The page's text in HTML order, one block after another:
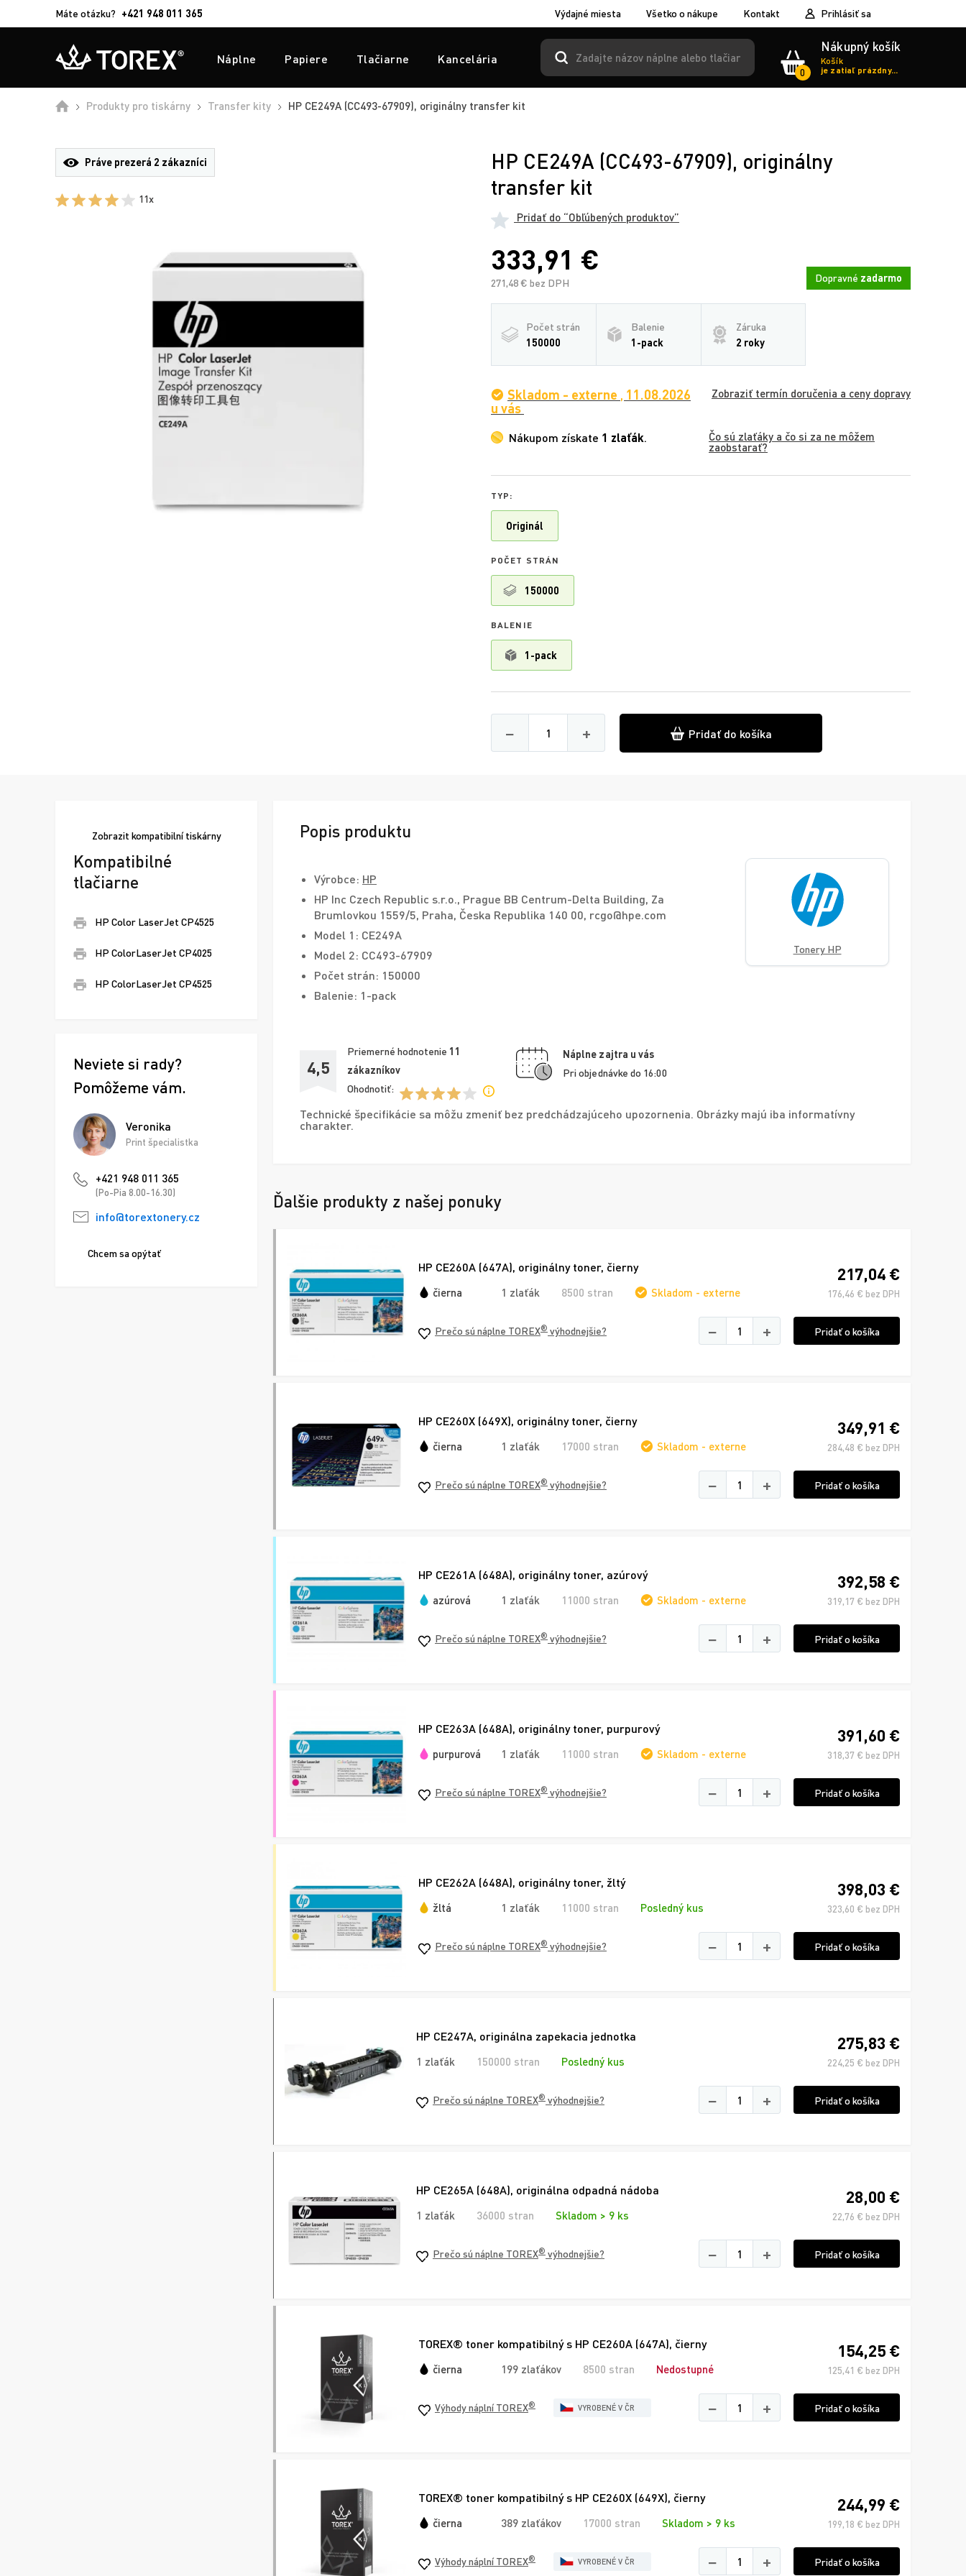
Máte otázku? +421 948 011 365 Výdajné miesta Všetko o nákupe Kontakt Prihlásiť sa
Náplne Papiere Tlačiarne Kancelária
0
Nákupný košík
Košík
je zatiaľ prázdny...
Produkty pro tiskárny Transfer kity HP CE249A (CC493-67909), originálny transfer kit
Práve prezerá 2 zákazníci
11x
HP CE249A (CC493-67909), originálny
transfer kit
Pridať do “Obľúbených produktov”
333,91 €
271,48 € bez DPH Dopravné zadarmo
Počet strán
150000
Balenie
1-pack
Záruka
2 roky
Skladom - externe , 11.08.2026
u vás
Zobraziť termín doručenia a ceny dopravy
Nákupom získate 1 zlaťák.
Čo sú zlaťáky a čo si za ne môžem
zaobstarať?
TYP:
Originál
POČET STRÁN
150000
BALENIE
1-pack
−
Množství
+ Pridať do košíka
Zobrazit kompatibilní tiskárny
Kompatibilné
tlačiarne
HP Color LaserJet CP4525
HP ColorLaserJet CP4025
HP ColorLaserJet CP4525
Neviete si rady?
Pomôžeme vám.
Veronika
Print špecialistka
+421 948 011 365
(Po-Pia 8.00-16.30)
info@torextonery.cz
Chcem sa opýtať
Popis produktu
Výrobce: HP
HP Inc Czech Republic s.r.o., Prague BB Centrum-Delta Building, Za
Brumlovkou 1559/5, Praha, Česka Republika 140 00, rcgo@hpe.com
Model 1: CE249A
Model 2: CC493-67909
Počet strán: 150000
Balenie: 1-pack
4,5
Priemerné hodnotenie 11
zákazníkov
Ohodnotiť:
Náplne zajtra u vás
Pri objednávke do 16:00
Tonery HP
Technické špecifikácie sa môžu zmeniť bez predchádzajúceho upozornenia. Obrázky majú iba informatívny
charakter.
Ďalšie produkty z našej ponuky
HP CE260A (647A), originálny toner, čierny
čierna 1 zlaťák 8500 stran Skladom - externe
217,04 €
176,46 € bez DPH
Prečo sú náplne TOREX® výhodnejšie? − + Pridať o košíka
HP CE260X (649X), originálny toner, čierny
čierna 1 zlaťák 17000 stran Skladom - externe
349,91 €
284,48 € bez DPH
Prečo sú náplne TOREX® výhodnejšie? − + Pridať o košíka
HP CE261A (648A), originálny toner, azúrový
azúrová 1 zlaťák 11000 stran Skladom - externe
392,58 €
319,17 € bez DPH
Prečo sú náplne TOREX® výhodnejšie? − + Pridať o košíka
HP CE263A (648A), originálny toner, purpurový
purpurová 1 zlaťák 11000 stran Skladom - externe
391,60 €
318,37 € bez DPH
Prečo sú náplne TOREX® výhodnejšie? − + Pridať o košíka
HP CE262A (648A), originálny toner, žltý
žltá 1 zlaťák 11000 stran Posledný kus
398,03 €
323,60 € bez DPH
Prečo sú náplne TOREX® výhodnejšie? − + Pridať o košíka
HP CE247A, originálna zapekacia jednotka
1 zlaťák 150000 stran Posledný kus
275,83 €
224,25 € bez DPH
Prečo sú náplne TOREX® výhodnejšie? − + Pridať o košíka
HP CE265A (648A), originálna odpadná nádoba
1 zlaťák 36000 stran Skladom > 9 ks
28,00 €
22,76 € bez DPH
Prečo sú náplne TOREX® výhodnejšie? − + Pridať o košíka
TOREX® toner kompatibilný s HP CE260A (647A), čierny
čierna 199 zlaťákov 8500 stran Nedostupné
154,25 €
125,41 € bez DPH
Výhody náplní TOREX® VYROBENÉ V ČR − + Pridať o košíka
TOREX® toner kompatibilný s HP CE260X (649X), čierny
čierna 389 zlaťákov 17000 stran Skladom > 9 ks
244,99 €
199,18 € bez DPH
Výhody náplní TOREX® VYROBENÉ V ČR − + Pridať o košíka